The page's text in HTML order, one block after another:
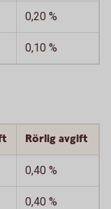
0,20 %
0,10 %
Rörlig avgift
0,40 %
0,40 %